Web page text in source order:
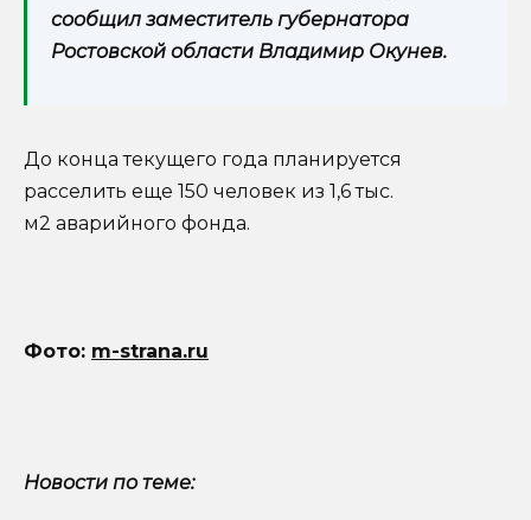
сообщил заместитель губернатора
Ростовской области Владимир Окунев.
До конца текущего года планируется
расселить еще 150 человек из 1,6 тыс.
м2 аварийного фонда.
Фото: m-strana.ru
Новости по теме: